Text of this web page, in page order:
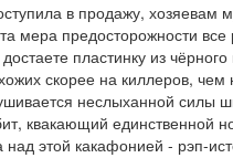
в продажу, хозяевам
мера предосторожности
пластинку из
скорее на киллеров,
неслыханной силы
квакающий единственной
этой какафонией - рэп-